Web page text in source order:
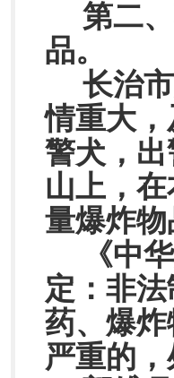
第二
品。
长治
情重大
警犬，
山上，
量爆炸
《中
定： 非
药、爆
严重的